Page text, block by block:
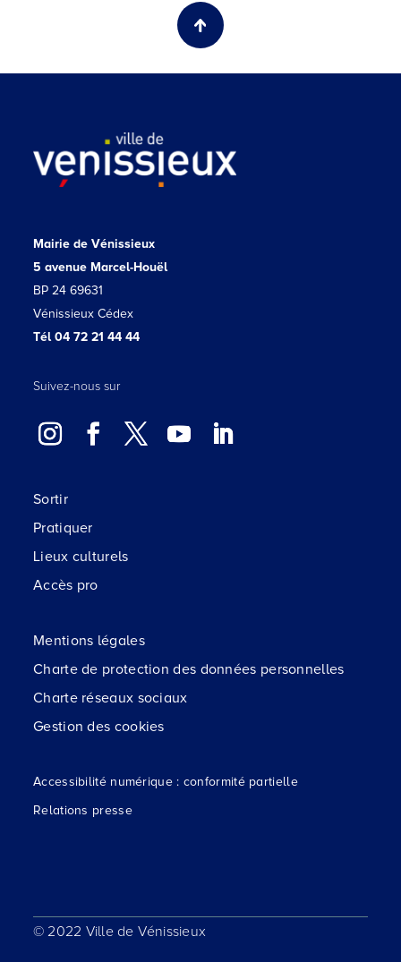
Mairie de Vénissieux
5 avenue Marcel-Houël
BP 24 69631
Vénissieux Cédex
Tél 04 72 21 44 44
Suivez-nous sur
Sortir
Pratiquer
Lieux culturels
Accès pro
Mentions légales
Charte de protection des données personnelles
Charte réseaux sociaux
Gestion des cookies
Accessibilité numérique : conformité partielle
Relations presse
© 2022 Ville de Vénissieux